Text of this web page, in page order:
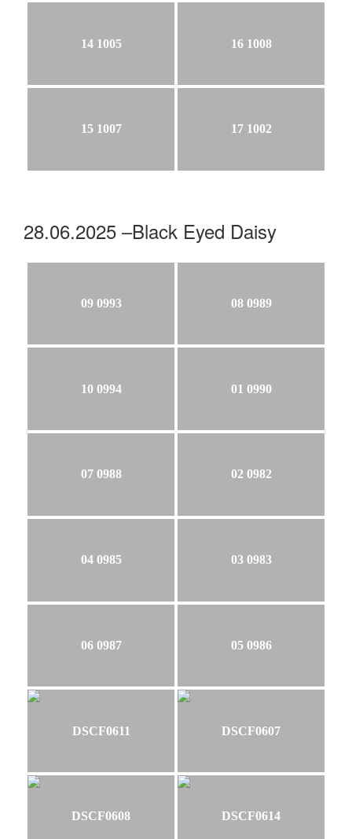
14 1005 16 1008
15 1007 17 1002
28.06.2025 –Black Eyed Daisy
09 0993 08 0989
10 0994 01 0990
07 0988 02 0982
04 0985 03 0983
06 0987 05 0986
DSCF0611 DSCF0607
DSCF0608 DSCF0614